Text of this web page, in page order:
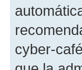
cyber-